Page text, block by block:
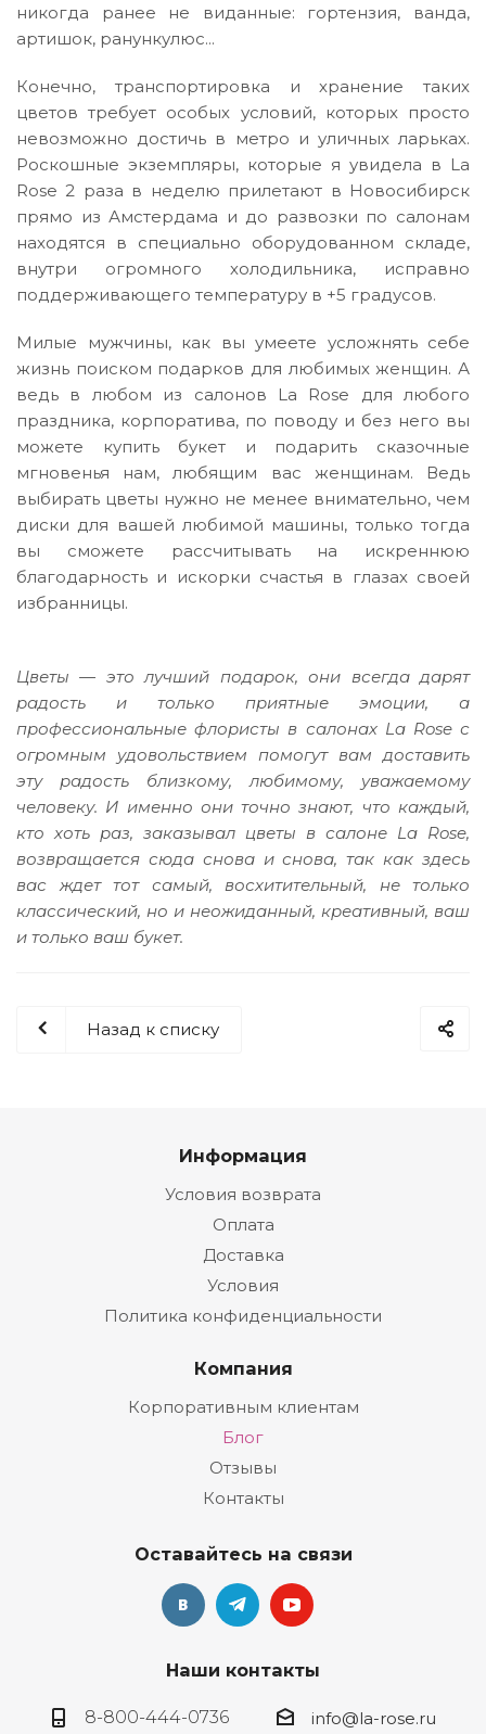
никогда ранее не виданные: гортензия, ванда,
артишок, ранункулюс...
Конечно, транспортировка и хранение таких
цветов требует особых условий, которых просто
невозможно достичь в метро и уличных ларьках.
Роскошные экземпляры, которые я увидела в La
Rose 2 раза в неделю прилетают в Новосибирск
прямо из Амстердама и до развозки по салонам
находятся в специально оборудованном складе,
внутри огромного холодильника, исправно
поддерживающего температуру в +5 градусов.
Милые мужчины, как вы умеете усложнять себе
жизнь поиском подарков для любимых женщин. А
ведь в любом из салонов La Rose для любого
праздника, корпоратива, по поводу и без него вы
можете купить букет и подарить сказочные
мгновенья нам, любящим вас женщинам. Ведь
выбирать цветы нужно не менее внимательно, чем
диски для вашей любимой машины, только тогда
вы сможете рассчитывать на искреннюю
благодарность и искорки счастья в глазах своей
избранницы.
Цветы — это лучший подарок, они всегда дарят
радость и только приятные эмоции, а
профессиональные флористы в салонах La Rose с
огромным удовольствием помогут вам доставить
эту радость близкому, любимому, уважаемому
человеку. И именно они точно знают, что каждый,
кто хоть раз, заказывал цветы в салоне La Rose,
возвращается сюда снова и снова, так как здесь
вас ждет тот самый, восхитительный, не только
классический, но и неожиданный, креативный, ваш
и только ваш букет.
Назад к списку
Информация
Условия возврата
Оплата
Доставка
Условия
Политика конфиденциальности
Компания
Корпоративным клиентам
Блог
Отзывы
Контакты
Оставайтесь на связи
Наши контакты
8-800-444-0736 info@la-rose.ru